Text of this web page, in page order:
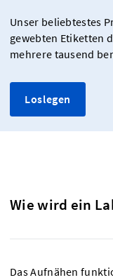
Unser beliebtestes
gewebten Etiketten
mehrere tausend
Loslegen
Wie wird ein
Das Aufnähen